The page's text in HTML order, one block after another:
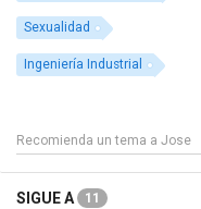
Sexualidad
Ingeniería Industrial
SIGUE A 11